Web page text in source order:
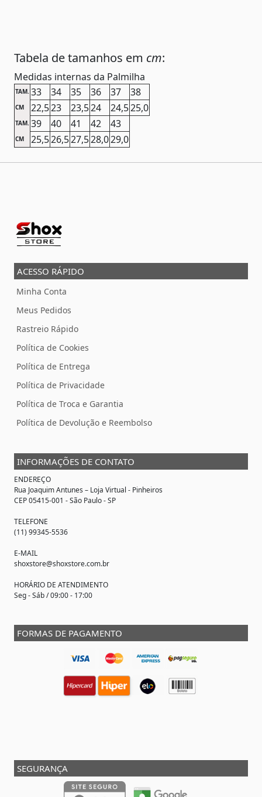
Tabela de tamanhos em cm:
Medidas internas da Palmilha
TAM. 33 34 35 36 37 38
CM 22,523 23,524 24,525,0
TAM. 39 40 41 42 43
CM 25,526,527,528,029,0
ACESSO RÁPIDO
Minha Conta
Meus Pedidos
Rastreio Rápido
Política de Cookies
Política de Entrega
Política de Privacidade
Política de Troca e Garantia
Política de Devolução e Reembolso
INFORMAÇÕES DE CONTATO
ENDEREÇO
Rua Joaquim Antunes – Loja Virtual - Pinheiros
CEP 05415-001 - São Paulo - SP
TELEFONE
(11) 99345-5536
E-MAIL
shoxstore@shoxstore.com.br
HORÁRIO DE ATENDIMENTO
Seg - Sáb / 09:00 - 17:00
FORMAS DE PAGAMENTO
SEGURANÇA